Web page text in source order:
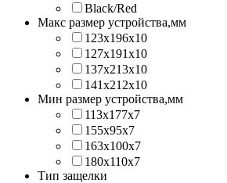
Black/Red
Макс размер устройства,мм
123х196х10
127х191х10
137х213х10
141х212х10
Мин размер устройства,мм
113x177x7
155x95x7
163x100x7
180x110x7
Тип защелки